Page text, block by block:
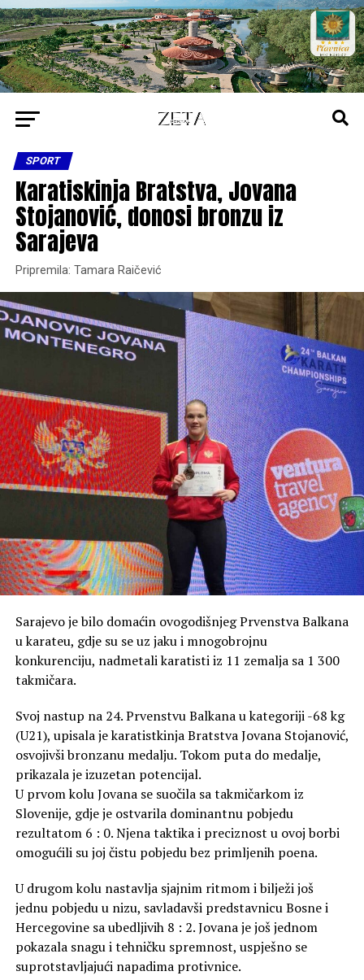
SPORT
Karatiskinja Bratstva, Jovana
Stojanović, donosi bronzu iz
Sarajeva
Pripremila: Tamara Raičević
Sarajevo je bilo domaćin ovogodišnjeg Prvenstva Balkana
u karateu, gdje su se uz jaku i mnogobrojnu
konkurenciju, nadmetali karatisti iz 11 zemalja sa 1 300
takmičara.
Svoj nastup na 24. Prvenstvu Balkana u kategoriji -68 kg
(U21), upisala je karatistkinja Bratstva Jovana Stojanović,
osvojivši bronzanu medalju. Tokom puta do medalje,
prikazala je izuzetan potencijal.
U prvom kolu Jovana se suočila sa takmičarkom iz
Slovenije, gdje je ostvarila dominantnu pobjedu
rezultatom 6 : 0. Njena taktika i preciznost u ovoj borbi
omogućili su joj čistu pobjedu bez primljenih poena.
U drugom kolu nastavlja sjajnim ritmom i bilježi još
jednu pobjedu u nizu, savladavši predstavnicu Bosne i
Hercegovine sa ubedljivih 8 : 2. Jovana je još jednom
pokazala snagu i tehničku spremnost, uspješno se
suprotstavljajući napadima protivnice.